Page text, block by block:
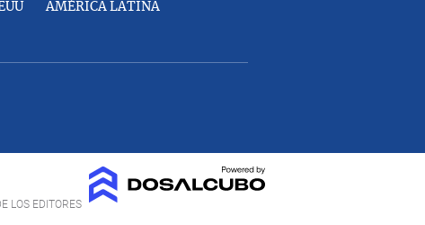
AMÉRICA LATINA
LOS EDITORES